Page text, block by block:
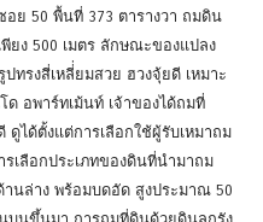
ย 50 พื้นที่ 373 ตารางวา ถมดิน
ยง 500 เมตร ลักษณะของแปลง
ทรงสี่เหลี่่ยมสวย ฮวงจุ้ยดี เหมาะ
อพาร์ทเม้นท์ เจ้าของได้ถมที่
ดูได้ตั้งแต่การเลือกใช้ผู้รับเหมาถม
เลือกประเภทของดินที่นำมาถม
นล่าง พร้อมบดอัด สูงประมาณ 50